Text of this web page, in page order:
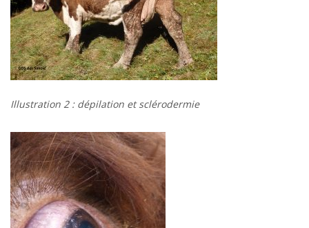
Illustration 2 : dépilation et sclérodermie